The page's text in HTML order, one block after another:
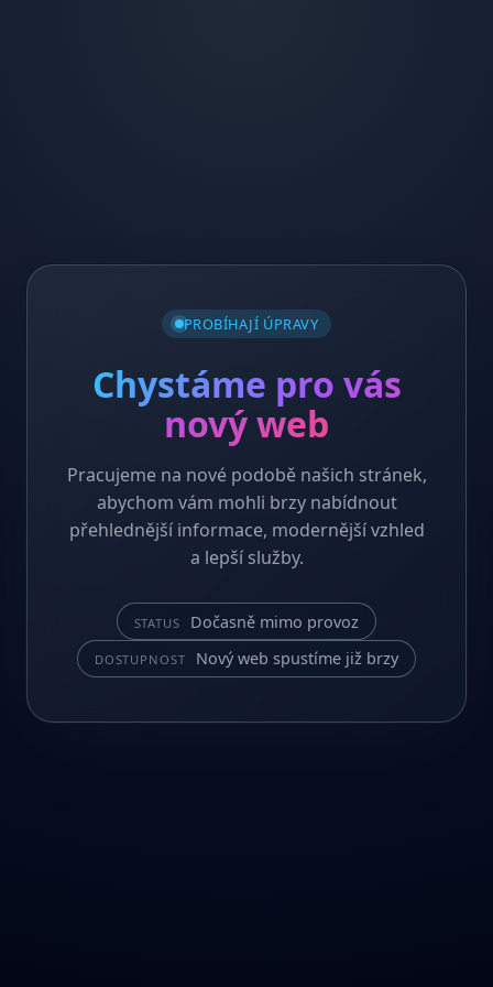
PROBÍHAJÍ ÚPRAVY
Chystáme pro vás
nový web
Pracujeme na nové podobě našich stránek,
abychom vám mohli brzy nabídnout
přehlednější informace, modernější vzhled
a lepší služby.
STATUS Dočasně mimo provoz
DOSTUPNOST Nový web spustíme již brzy